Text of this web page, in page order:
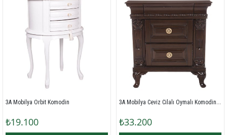
3A Mobilya Orbit Komodin
₺19.100
3A Mobilya Ceviz Cilalı Oymalı Komodin - Wenge
₺33.200